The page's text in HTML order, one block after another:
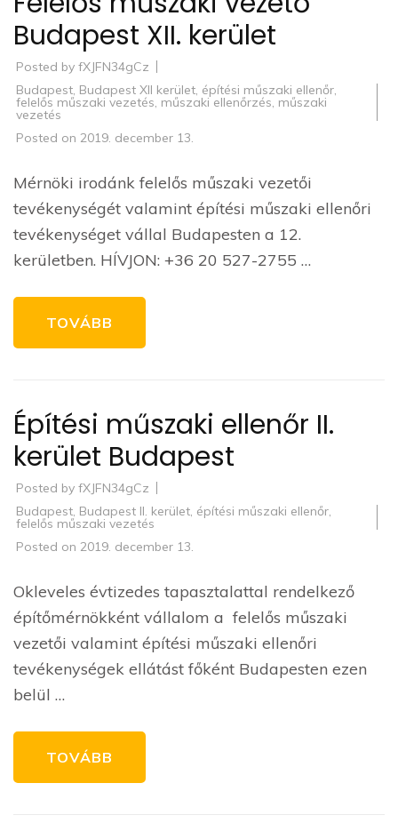
Budapest XII. kerület
Posted by fXJFN34gCz
Budapest, Budapest XII kerület, építési műszaki ellenőr,
felelős műszaki vezetés, műszaki ellenőrzés, műszaki
vezetés
Posted on 2019. december 13.
Mérnöki irodánk felelős műszaki vezetői
tevékenységét valamint építési műszaki ellenőri
tevékenységet vállal Budapesten a 12.
kerületben. HÍVJON: +36 20 527-2755 …
TOVÁBB
Építési műszaki ellenőr II.
kerület Budapest
Posted by fXJFN34gCz
Budapest, Budapest II. kerület, építési műszaki ellenőr,
felelős műszaki vezetés
Posted on 2019. december 13.
Okleveles évtizedes tapasztalattal rendelkező
építőmérnökként vállalom a felelős műszaki
vezetői valamint építési műszaki ellenőri
tevékenységek ellátást főként Budapesten ezen
belül …
TOVÁBB